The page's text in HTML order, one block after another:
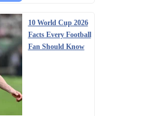
10 World Cup 2026
Facts Every Football
Fan Should Know